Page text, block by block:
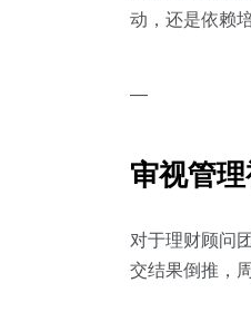
动，还是依赖
—
审视管
对于理财顾问
交结果倒推，